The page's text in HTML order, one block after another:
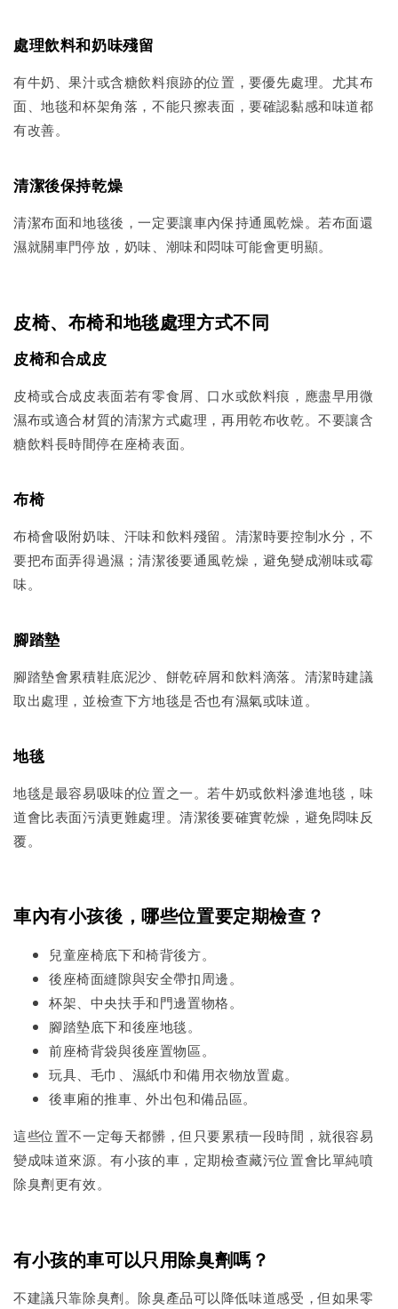
處理飲料和奶味殘留
有牛奶、果汁或含糖飲料痕跡的位置，要優先處理。尤其布
面、地毯和杯架角落，不能只擦表面，要確認黏感和味道都
有改善。
清潔後保持乾燥
清潔布面和地毯後，一定要讓車內保持通風乾燥。若布面還
濕就關車門停放，奶味、潮味和悶味可能會更明顯。
皮椅、布椅和地毯處理方式不同
皮椅和合成皮
皮椅或合成皮表面若有零食屑、口水或飲料痕，應盡早用微
濕布或適合材質的清潔方式處理，再用乾布收乾。不要讓含
糖飲料長時間停在座椅表面。
布椅
布椅會吸附奶味、汗味和飲料殘留。清潔時要控制水分，不
要把布面弄得過濕；清潔後要通風乾燥，避免變成潮味或霉
味。
腳踏墊
腳踏墊會累積鞋底泥沙、餅乾碎屑和飲料滴落。清潔時建議
取出處理，並檢查下方地毯是否也有濕氣或味道。
地毯
地毯是最容易吸味的位置之一。若牛奶或飲料滲進地毯，味
道會比表面污漬更難處理。清潔後要確實乾燥，避免悶味反
覆。
車內有小孩後，哪些位置要定期檢查？
兒童座椅底下和椅背後方。
後座椅面縫隙與安全帶扣周邊。
杯架、中央扶手和門邊置物格。
腳踏墊底下和後座地毯。
前座椅背袋與後座置物區。
玩具、毛巾、濕紙巾和備用衣物放置處。
後車廂的推車、外出包和備品區。
這些位置不一定每天都髒，但只要累積一段時間，就很容易
變成味道來源。有小孩的車，定期檢查藏污位置會比單純噴
除臭劑更有效。
有小孩的車可以只用除臭劑嗎？
不建議只靠除臭劑。除臭產品可以降低味道感受，但如果零